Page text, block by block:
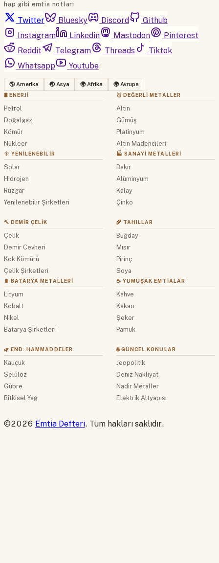
hap gibi emtia notları
Twitter Bluesky Discord
Github
Instagram
Linkedin Mastodon
Pinterest
Reddit
Telegram Threads
Tiktok
Whatsapp
Youtube
🌎 Amerika 🌏 Asya 🌍 Afrika 🌍 Avrupa
🛢 ENERJI
Petrol
Doğalgaz
Kömür
Nükleer
☀️ YENILENEBILIR
Solar
Hidrojen
Rüzgar
Yenilenebilir Şirketleri
🥇 DEĞERLI METALLER
Altın
Gümüş
Platinyum
Altın Madencileri
🏭 SANAYI METALLERI
Bakır
Alüminyum
Kalay
Çinko
🔨 DEMIR ÇELIK
Çelik
Demir Cevheri
Kok Kömürü
Çelik Şirketleri
🔋 BATARYA METALLERI
Lityum
Kobalt
Nikel
Batarya Şirketleri
🌾 TAHILLAR
Buğday
Mısır
Pirinç
Soya
☕ YUMUŞAK EMTIALAR
Kahve
Kakao
Şeker
Pamuk
🌿 END. HAMMADDELER
Kauçuk
Selüloz
Gübre
Bitkisel Yağ
🌐 GÜNCEL KONULAR
Jeopolitik
Deniz Nakliyat
Nadir Metaller
Elektrik Altyapısı
©2026 Emtia Defteri. Tüm hakları saklıdır.